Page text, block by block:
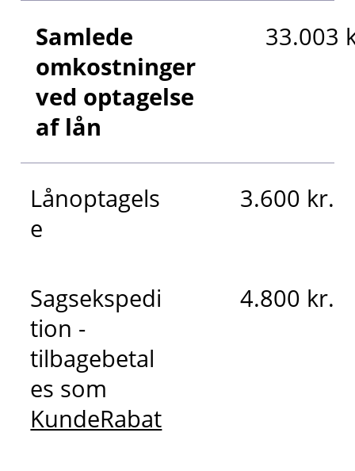
Samlede
omkostninger
ved optagelse
af lån
33.003
Lånoptagels
e
3.600 kr.
Sagsekspedi
tion -
tilbagebetal
es som
KundeRabat
4.800 kr.